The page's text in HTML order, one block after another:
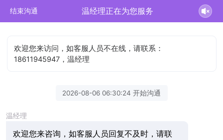
结束沟通 温经理正在为您服务
欢迎您来访问，如客服人员不在线，请联系：
18611945947，温经理
2026-08-06 06:30:24 开始沟通
温经理
欢迎您来咨询，如客服人员回复不及时，请联